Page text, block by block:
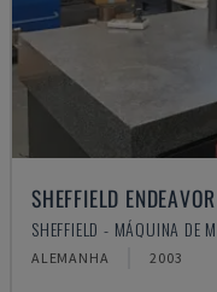
SHEFFIELD
SHEFFIELD - MÁQUINA DE
ALEMANHA 2003